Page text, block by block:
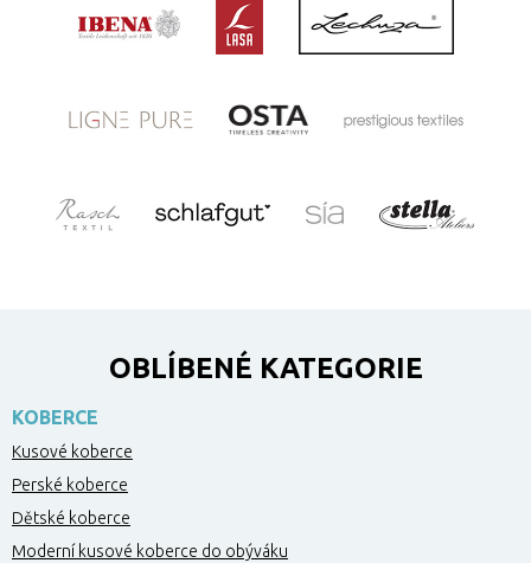
OBLÍBENÉ KATEGORIE
KOBERCE
Kusové koberce
Perské koberce
Dětské koberce
Moderní kusové koberce do obýváku